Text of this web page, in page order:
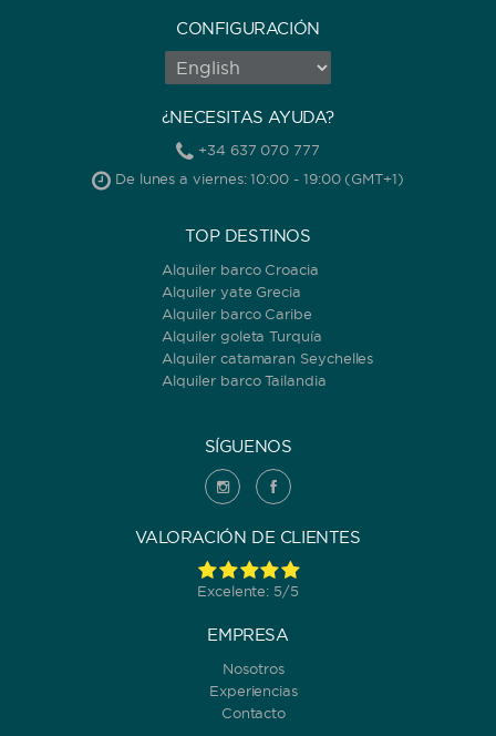
CONFIGURACIÓN
¿NECESITAS AYUDA?
+34 637 070 777
De lunes a viernes: 10:00 - 19:00 (GMT+1)
TOP DESTINOS
Alquiler barco Croacia
Alquiler yate Grecia
Alquiler barco Caribe
Alquiler goleta Turquía
Alquiler catamaran Seychelles
Alquiler barco Tailandia
SÍGUENOS
VALORACIÓN DE CLIENTES
Excelente: 5/5
EMPRESA
Nosotros
Experiencias
Contacto